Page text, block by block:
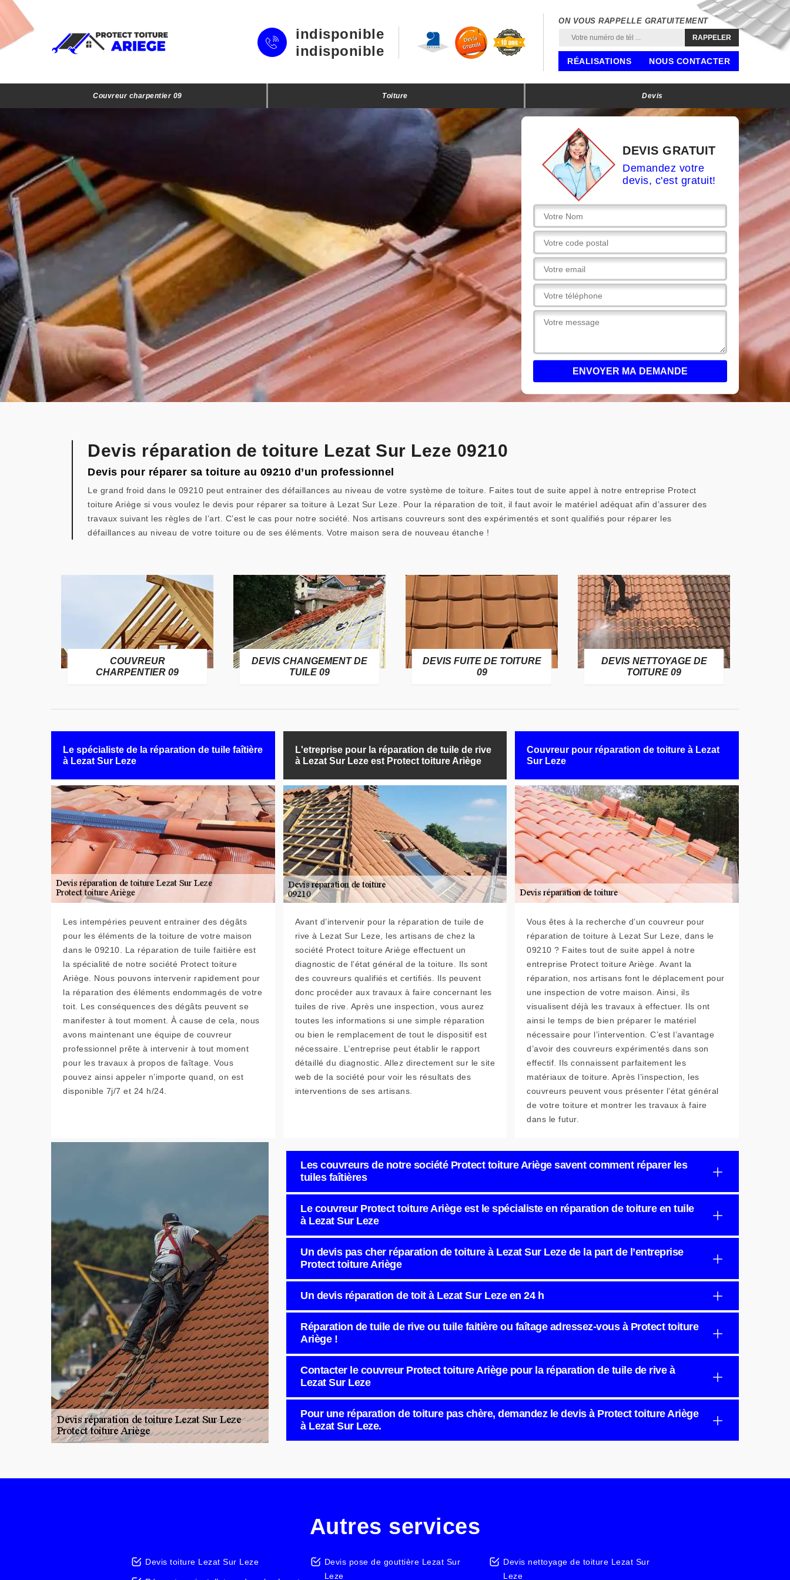
indisponible
indisponible
ON VOUS RAPPELLE GRATUITEMENT
RÉALISATIONS NOUS CONTACTER
Couvreur charpentier 09 Toiture Devis
DEVIS GRATUIT
Demandez votre
devis, c'est gratuit!
Devis réparation de toiture Lezat Sur Leze 09210
Devis pour réparer sa toiture au 09210 d’un professionnel
Le grand froid dans le 09210 peut entrainer des défaillances au niveau de votre système de toiture. Faites tout de suite appel à notre entreprise Protect
toiture Ariège si vous voulez le devis pour réparer sa toiture à Lezat Sur Leze. Pour la réparation de toit, il faut avoir le matériel adéquat afin d’assurer des
travaux suivant les règles de l’art. C’est le cas pour notre société. Nos artisans couvreurs sont des expérimentés et sont qualifiés pour réparer les
défaillances au niveau de votre toiture ou de ses éléments. Votre maison sera de nouveau étanche !
COUVREUR
CHARPENTIER 09
DEVIS CHANGEMENT DE
TUILE 09
DEVIS FUITE DE TOITURE
09
DEVIS NETTOYAGE DE
TOITURE 09
Le spécialiste de la réparation de tuile faîtière
à Lezat Sur Leze
Les intempéries peuvent entrainer des dégâts
pour les éléments de la toiture de votre maison
dans le 09210. La réparation de tuile faitière est
la spécialité de notre société Protect toiture
Ariège. Nous pouvons intervenir rapidement pour
la réparation des éléments endommagés de votre
toit. Les conséquences des dégâts peuvent se
manifester à tout moment. À cause de cela, nous
avons maintenant une équipe de couvreur
professionnel prête à intervenir à tout moment
pour les travaux à propos de faîtage. Vous
pouvez ainsi appeler n’importe quand, on est
disponible 7j/7 et 24 h/24.
L'etreprise pour la réparation de tuile de rive
à Lezat Sur Leze est Protect toiture Ariège
Avant d’intervenir pour la réparation de tuile de
rive à Lezat Sur Leze, les artisans de chez la
société Protect toiture Ariège effectuent un
diagnostic de l’état général de la toiture. Ils sont
des couvreurs qualifiés et certifiés. Ils peuvent
donc procéder aux travaux à faire concernant les
tuiles de rive. Après une inspection, vous aurez
toutes les informations si une simple réparation
ou bien le remplacement de tout le dispositif est
nécessaire. L’entreprise peut établir le rapport
détaillé du diagnostic. Allez directement sur le site
web de la société pour voir les résultats des
interventions de ses artisans.
Couvreur pour réparation de toiture à Lezat
Sur Leze
Vous êtes à la recherche d’un couvreur pour
réparation de toiture à Lezat Sur Leze, dans le
09210 ? Faites tout de suite appel à notre
entreprise Protect toiture Ariège. Avant la
réparation, nos artisans font le déplacement pour
une inspection de votre maison. Ainsi, ils
visualisent déjà les travaux à effectuer. Ils ont
ainsi le temps de bien préparer le matériel
nécessaire pour l’intervention. C’est l’avantage
d’avoir des couvreurs expérimentés dans son
effectif. Ils connaissent parfaitement les
matériaux de toiture. Après l’inspection, les
couvreurs peuvent vous présenter l’état général
de votre toiture et montrer les travaux à faire
dans le futur.
Les couvreurs de notre société Protect toiture Ariège savent comment réparer les
tuiles faîtières
Le couvreur Protect toiture Ariège est le spécialiste en réparation de toiture en tuile
à Lezat Sur Leze
Un devis pas cher réparation de toiture à Lezat Sur Leze de la part de l’entreprise
Protect toiture Ariège
Un devis réparation de toit à Lezat Sur Leze en 24 h
Réparation de tuile de rive ou tuile faitière ou faîtage adressez-vous à Protect toiture
Ariège !
Contacter le couvreur Protect toiture Ariège pour la réparation de tuile de rive à
Lezat Sur Leze
Pour une réparation de toiture pas chère, demandez le devis à Protect toiture Ariège
à Lezat Sur Leze.
Autres services
Devis toiture Lezat Sur Leze
Devis pose de gouttière Lezat Sur
Leze
Devis nettoyage de toiture Lezat Sur
Leze